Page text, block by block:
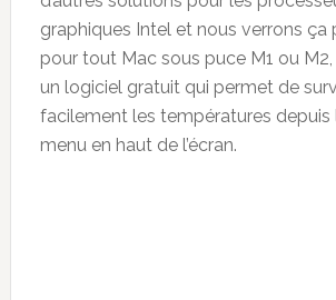
graphiques Intel et nous verrons ça
pour tout Mac sous puce M1 ou M2,
un logiciel gratuit qui permet de
facilement les températures depuis
menu en haut de l’écran.